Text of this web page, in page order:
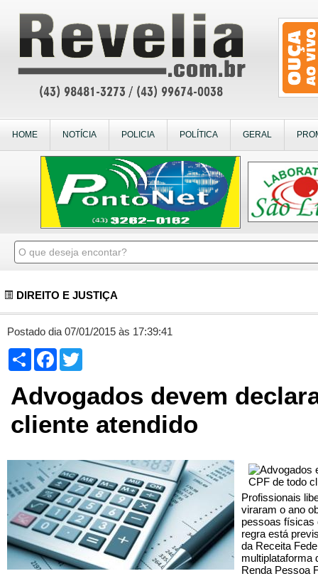
HOME NOTÍCIA POLICIA POLÍTICA GERAL
DIREITO E JUSTIÇA
Postado dia 07/01/2015 às 17:39:41
Compartilhar
Facebook
Advogados devem
cliente atendido
Profissionais
viraram o ano
pessoas físicas
regra está
da Receita
multiplataforma
Renda Pessoa